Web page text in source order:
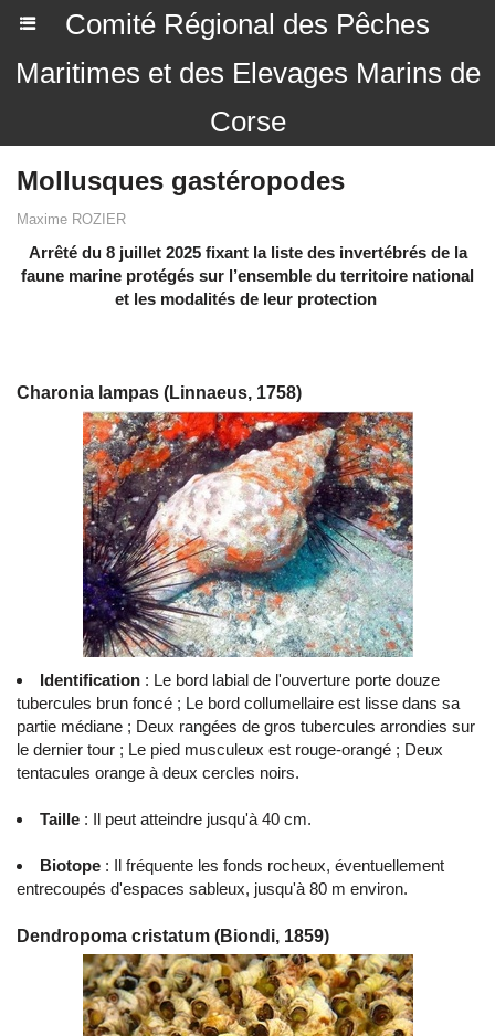
Comité Régional des Pêches
Maritimes et des Elevages Marins de
Corse
Mollusques gastéropodes
Maxime ROZIER
Arrêté du 8 juillet 2025 fixant la liste des invertébrés de la
faune marine protégés sur l’ensemble du territoire national
et les modalités de leur protection
Charonia lampas (Linnaeus, 1758)
Identification : Le bord labial de l'ouverture porte douze
tubercules brun foncé ; Le bord collumellaire est lisse dans sa
partie médiane ; Deux rangées de gros tubercules arrondies sur
le dernier tour ; Le pied musculeux est rouge-orangé ; Deux
tentacules orange à deux cercles noirs.
Taille : Il peut atteindre jusqu'à 40 cm.
Biotope : Il fréquente les fonds rocheux, éventuellement
entrecoupés d'espaces sableux, jusqu'à 80 m environ.
Dendropoma cristatum (Biondi, 1859)